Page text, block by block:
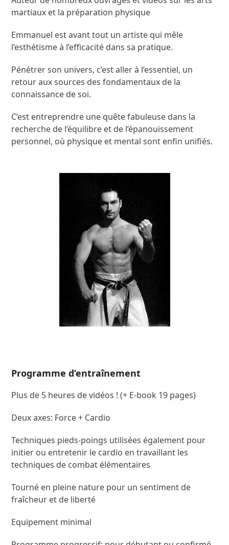
martiaux et la préparation physique
Emmanuel est avant tout un artiste qui mêle
l’esthétisme à l’efficacité dans sa pratique.
Pénétrer son univers, c’est aller à l’essentiel, un
retour aux sources des fondamentaux de la
connaissance de soi.
C’est entreprendre une quête fabuleuse dans la
recherche de l’équilibre et de l’épanouissement
personnel, où physique et mental sont enfin unifiés.
Programme d’entraînement
Plus de 5 heures de vidéos ! (+ E-book 19 pages)
Deux axes: Force + Cardio
Techniques pieds-poings utilisées également pour
initier ou entretenir le cardio en travaillant les
techniques de combat élémentaires
Tourné en pleine nature pour un sentiment de
fraîcheur et de liberté
Equipement minimal